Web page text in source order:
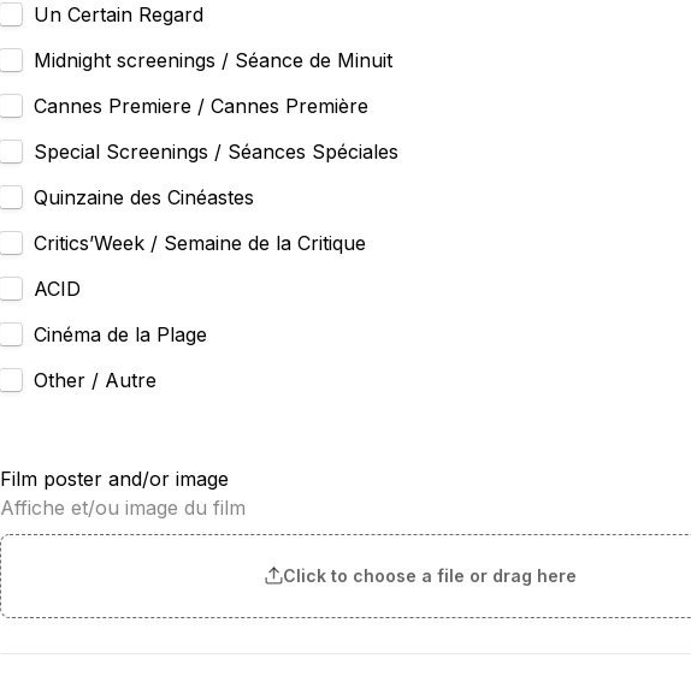
Un Certain Regard
Midnight screenings / Séance de Minuit
Cannes Premiere / Cannes Première
Special Screenings / Séances Spéciales
Quinzaine des Cinéastes
Critics’Week / Semaine de la Critique
ACID
Cinéma de la Plage
Other / Autre
Film poster and/or image
Affiche et/ou image du film
Click to choose a file or drag here